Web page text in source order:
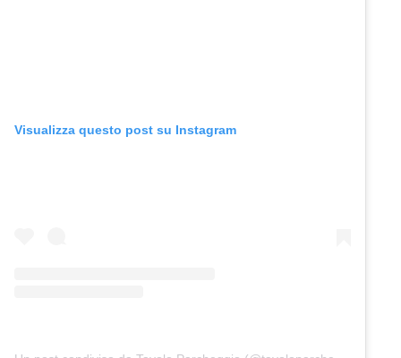
Visualizza questo post su Instagram